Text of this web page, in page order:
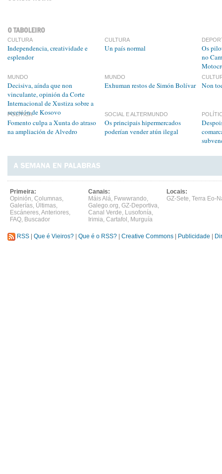
CULTURA
Independencia, creatividade e
esplendor
CULTURA
Un país normal
Os
no
MUNDO
Decisiva, aínda que non
vinculante, opinión da Corte
Internacional de Xustiza sobre a
secesión de Kosovo
MUNDO
Exhuman restos de Simón Bolívar Non
POLÍTICA
Fomento culpa a Xunta do atraso
na ampliación de Alvedro
SOCIAL E ALTERMUNDO
Os principais hipermercados
poderían vender atún ilegal
Primeira:
Opinión, Columnas,
Galerías, Últimas,
Escáneres,Anteriores,
FAQ, Buscador
Canais:
Máis Alá, Fwwwrando,
Galego.org, GZ-Deportiva,
Canal Verde, Lusofonía,
Irimia, Cartafol , Murguía
Locais:
GZ-Sete, Terra Eo-
RSS Que é Vieiros? Que é o RSS? Creative Commons Publicidade